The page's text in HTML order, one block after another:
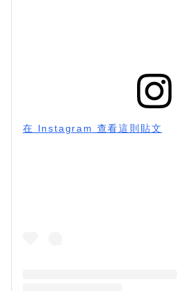
在 Instagram 查看這則貼文